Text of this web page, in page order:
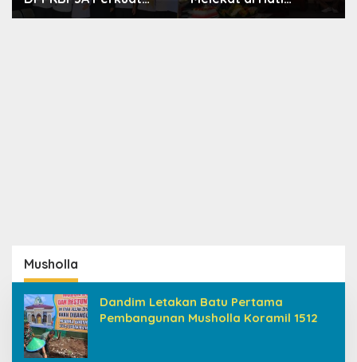
Upaya Tekan Stunting
Masyarakat, Dewas
Musholla
Dandim Letakan Batu Pertama
Pembangunan Musholla Koramil 1512